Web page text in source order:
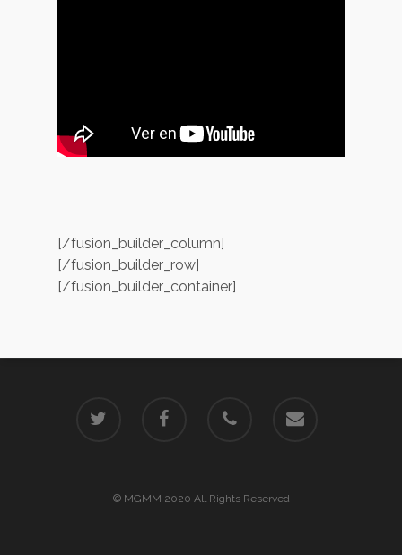
[/fusion_builder_column]
[/fusion_builder_row]
[/fusion_builder_container]
© MGMM 2020 All Rights Reserved